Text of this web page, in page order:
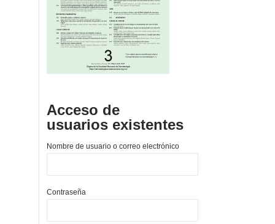
Acceso de
usuarios existentes
Nombre de usuario o correo electrónico
Contraseña